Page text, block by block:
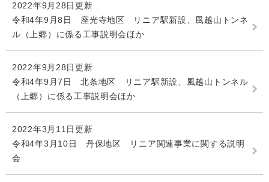
2022年9月28日更新
令和4年9月8日 座光寺地区 リニア駅新設、風越山トンネ
ル（上郷）に係る工事説明会ほか
2022年9月28日更新
令和4年9月7日 北条地区 リニア駅新設、風越山トンネル
（上郷）に係る工事説明会ほか
2022年3月11日更新
令和4年3月10日 丹保地区 リニア関連事業に関する説明
会